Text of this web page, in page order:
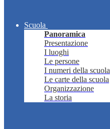
Scuola
Panoramica
Presentazione
I luoghi
Le persone
I numeri della scuola
Le carte della scuola
Organizzazione
La storia